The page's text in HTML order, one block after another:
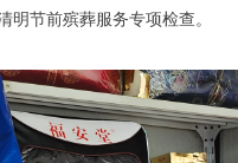
明节前殡葬服务专项检查。